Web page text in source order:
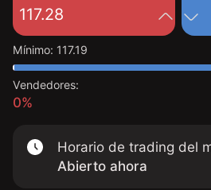
117.28
Mínimo: 117.19
Vendedores:
0%
Horario de trading del
Abierto ahora